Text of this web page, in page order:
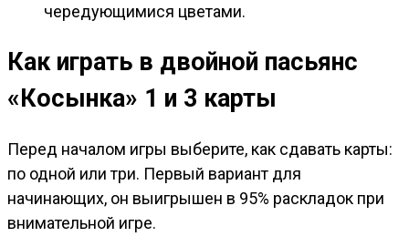
чередующимися цветами.
Как играть в двойной пасьянс
«Косынка» 1 и 3 карты
Перед началом игры выберите, как сдавать карты:
по одной или три. Первый вариант для
начинающих, он выигрышен в 95% раскладок при
внимательной игре.